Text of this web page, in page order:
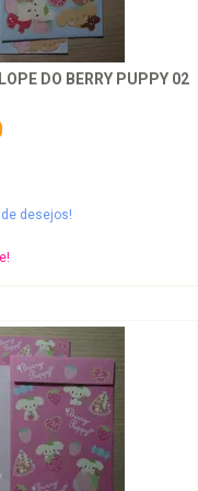
DO BERRY PUPPY 02
desejos!